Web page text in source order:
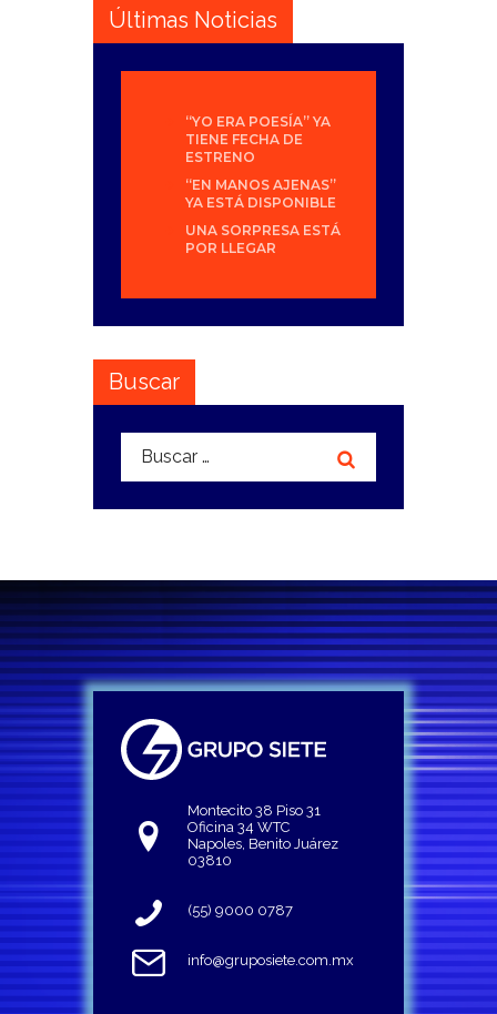
Últimas Noticias
“YO ERA POESÍA” YA
TIENE FECHA DE
ESTRENO
“EN MANOS AJENAS”
YA ESTÁ DISPONIBLE
UNA SORPRESA ESTÁ
POR LLEGAR
Buscar
Buscar:
Montecito 38 Piso 31
Oficina 34 WTC
Napoles, Benito Juárez
03810
(55) 9000 0787
info@gruposiete.com.mx